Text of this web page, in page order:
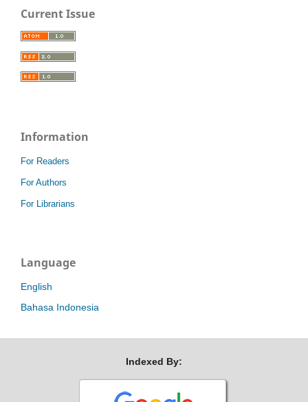
Current Issue
Information
For Readers
For Authors
For Librarians
Language
English
Bahasa Indonesia
Indexed By: